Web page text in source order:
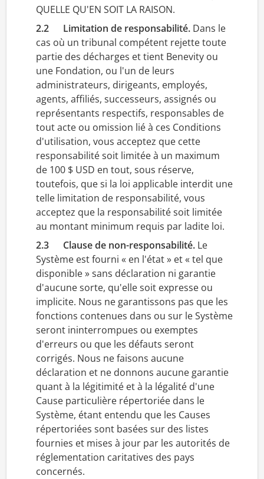
QUELLE QU'EN SOIT LA RAISON.
2.2 Limitation de responsabilité. Dans le
cas où un tribunal compétent rejette toute
partie des décharges et tient Benevity ou
une Fondation, ou l'un de leurs
administrateurs, dirigeants, employés,
agents, affiliés, successeurs, assignés ou
représentants respectifs, responsables de
tout acte ou omission lié à ces Conditions
d'utilisation, vous acceptez que cette
responsabilité soit limitée à un maximum
de 100 $ USD en tout, sous réserve,
toutefois, que si la loi applicable interdit une
telle limitation de responsabilité, vous
acceptez que la responsabilité soit limitée
au montant minimum requis par ladite loi.
2.3 Clause de non-responsabilité. Le
Système est fourni « en l'état » et « tel que
disponible » sans déclaration ni garantie
d'aucune sorte, qu'elle soit expresse ou
implicite. Nous ne garantissons pas que les
fonctions contenues dans ou sur le Système
seront ininterrompues ou exemptes
d'erreurs ou que les défauts seront
corrigés. Nous ne faisons aucune
déclaration et ne donnons aucune garantie
quant à la légitimité et à la légalité d'une
Cause particulière répertoriée dans le
Système, étant entendu que les Causes
répertoriées sont basées sur des listes
fournies et mises à jour par les autorités de
réglementation caritatives des pays
concernés.